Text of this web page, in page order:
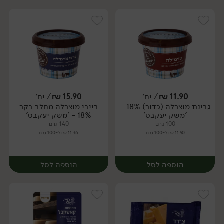
יח׳ יח׳
11.90
₪/ יח׳
גבינת מוצרלה (כדור) 18% -
'משק יעקבס'
100 גרם
11.90 ₪ ל-100 גרם
הוספה לסל
15.90
₪/ יח׳
בייבי מוצרלה מחלב בקר
18% - 'משק יעקבס'
140 גרם
11.36 ₪ ל-100 גרם
הוספה לסל